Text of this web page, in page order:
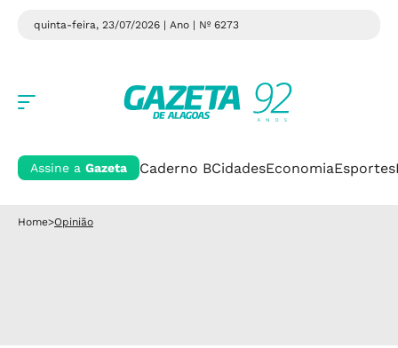
quinta-feira, 23/07/2026 | Ano | Nº 6273
Assine a Gazeta Caderno BCidadesEconomiaEsportes
Home>Opinião